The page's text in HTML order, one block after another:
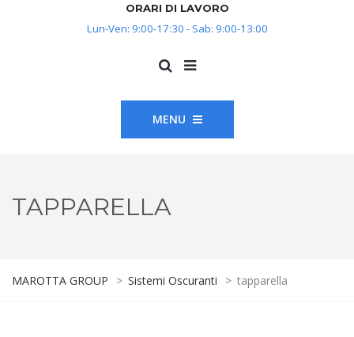
ORARI DI LAVORO
Lun-Ven: 9:00-17:30 - Sab: 9:00-13:00
MENU
TAPPARELLA
MAROTTA GROUP > Sistemi Oscuranti > tapparella